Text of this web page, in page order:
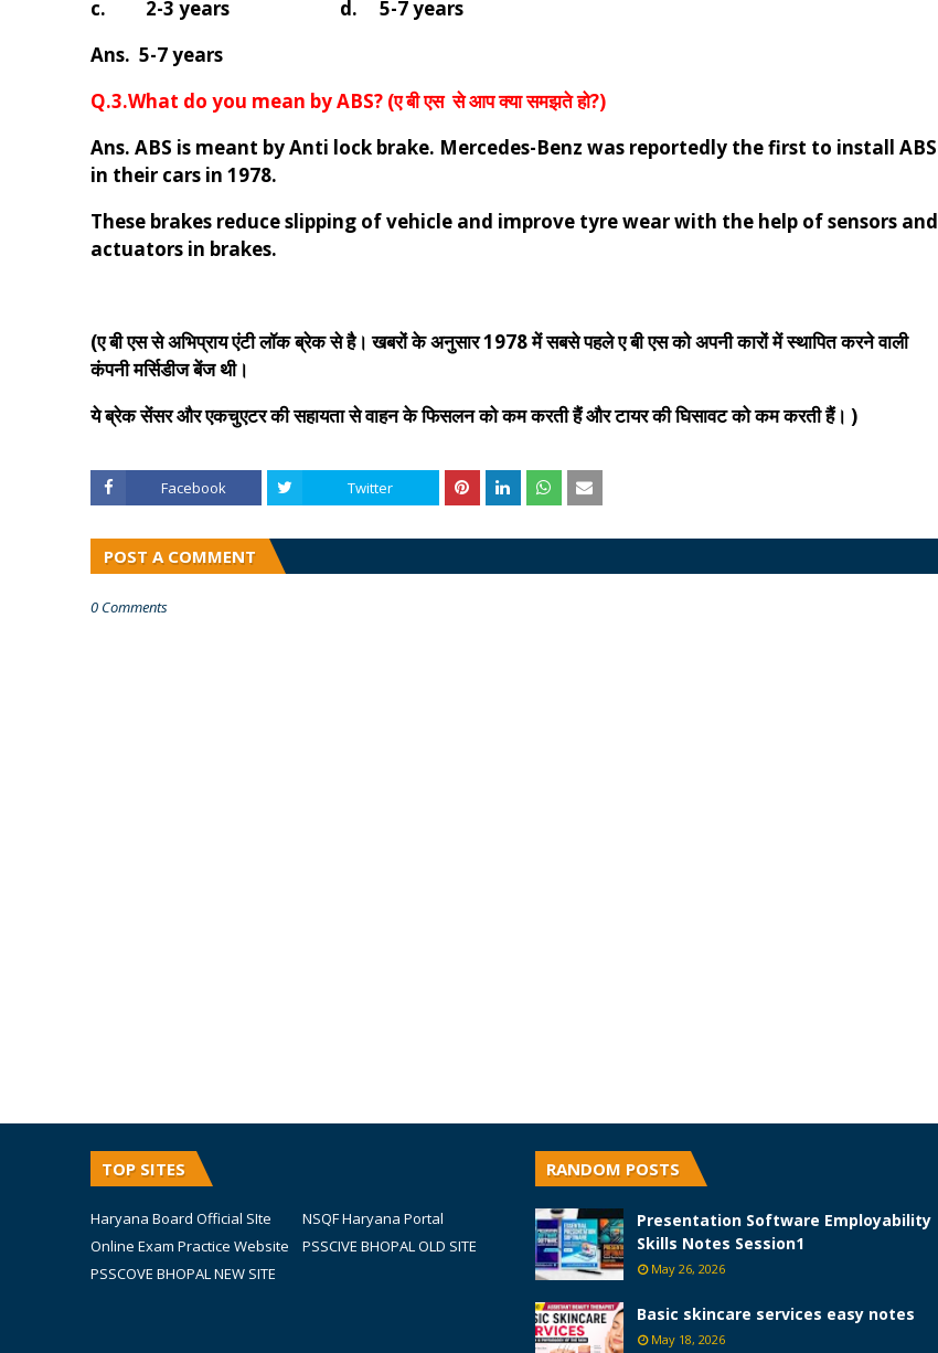
c. 2-3 years d. 5-7 years
Ans. 5-7 years
Q.3.What do you mean by ABS? (ए बी एस से आप क्या समझते हो?)
Ans. ABS is meant by Anti lock brake. Mercedes-Benz was reportedly the first to install ABS
in their cars in 1978.
These brakes reduce slipping of vehicle and improve tyre wear with the help of sensors and
actuators in brakes.
(ए बी एस से अभिप्राय एंटी लॉक ब्रेक से है। खबरों के अनुसार 1978 में सबसे पहले ए बी एस को अपनी कारों में स्थापित करने वाली
कंपनी मर्सिडीज बेंज थी।
ये ब्रेक सेंसर और एकचुएटर की सहायता से वाहन के फिसलन को कम करती हैं और टायर की घिसावट को कम करती हैं। )
Facebook Twitter
POST A COMMENT
0 Comments
TOP SITES
Haryana Board Official SIte
NSQF Haryana Portal
Online Exam Practice Website
PSSCIVE BHOPAL OLD SITE
PSSCOVE BHOPAL NEW SITE
RANDOM POSTS
Presentation Software Employability
Skills Notes Session1
May 26, 2026
Basic skincare services easy notes
May 18, 2026